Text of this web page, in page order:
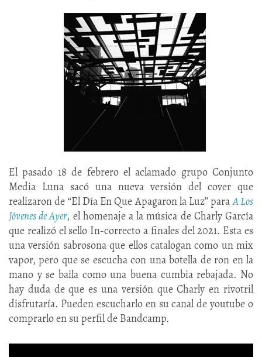
El pasado 18 de febrero el aclamado grupo Conjunto
Media Luna sacó una nueva versión del cover que
realizaron de “El Día En Que Apagaron la Luz” paraA Los
Jóvenes de Ayer, el homenaje a la música de Charly García
que realizó el sello In-correcto a finales del 2021. Esta es
una versión sabrosona que ellos catalogan como un mix
vapor, pero que se escucha con una botella de ron en la
mano y se baila como una buena cumbia rebajada. No
hay duda de que es una versión que Charly en rivotril
disfrutaría. Pueden escucharlo en su canal de youtube o
comprarlo en su perfil de Bandcamp.